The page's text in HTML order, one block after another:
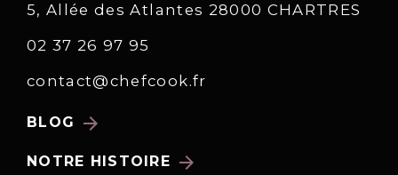
5, Allée des Atlantes 28000 CHARTRES
02 37 26 97 95
contact@chefcook.fr
BLOG arrow_forward
NOTRE HISTOIRE arrow_forward